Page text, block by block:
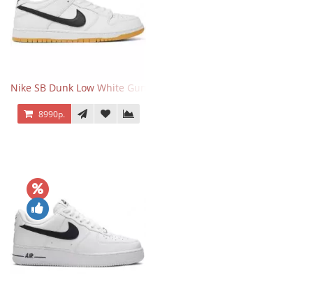
Nike SB Dunk Low White Gum
8990р.